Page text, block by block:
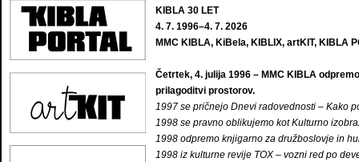
KIBLA 30 LET
4. 7. 1996–4. 7. 2026
MMC KIBLA, KiBela, KIBLIX, artKIT, KIBLA
Četrtek, 4. julija 1996 – MMC KIBLA
prilagoditvi prostorov.
1997 se pričnejo Dnevi radovednosti – Kako
1998 se pravno oblikujemo kot Kulturno
1998 odpremo knjigarno za družboslovje in
1998 iz kulturne revije TOX – vozni red po